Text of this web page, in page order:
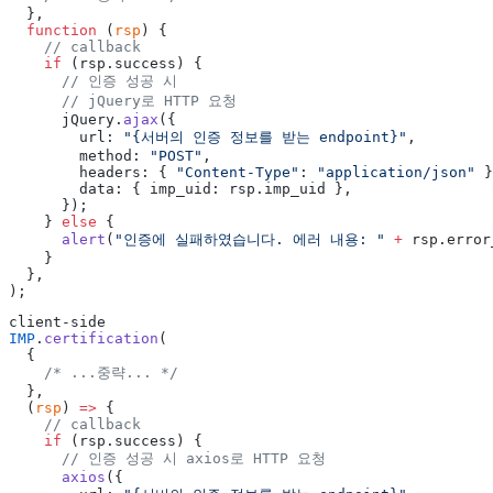
  },
  function
( rsp ) {
    // callback
    if
(rsp.success) {
      // 인증 성공 시
      // jQuery로 HTTP 요청
      jQuery.
ajax ({
        url:
"{서버의 인증 정보를 받는 endpoint}" ,
        method:
"POST" ,
        headers: {
"Content-Type" : "application/json"
        data: { imp_uid: rsp.imp_uid },
      });
    }
else {
      alert
( "인증에 실패하였습니다. 에러 내용: " +
    }
  },
);
client-side
IMP . certification (
  {
    /* ...중략... */
  },
  (
rsp ) => {
    // callback
    if
(rsp.success) {
      // 인증 성공 시 axios로 HTTP 요청
      axios
({